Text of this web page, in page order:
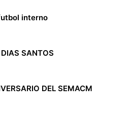
interno
SANTOS
DEL SEMACM